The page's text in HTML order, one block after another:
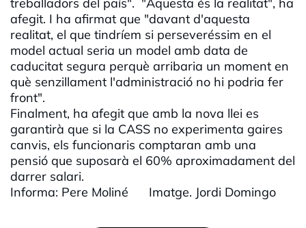
treballadors del país". "Aquesta és la realitat", ha
afegit. I ha afirmat que "davant d'aquesta
realitat, el que tindríem si perseveréssim en el
model actual seria un model amb data de
caducitat segura perquè arribaria un moment en
què senzillament l'administració no hi podria fer
front".
Finalment, ha afegit que amb la nova llei es
garantirà que si la CASS no experimenta gaires
canvis, els funcionaris comptaran amb una
pensió que suposarà el 60% aproximadament del
darrer salari.
Informa: Pere Moliné Imatge. Jordi Domingo